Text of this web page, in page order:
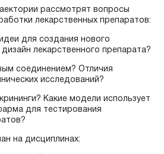
рассмотрят вопросы
лекарственных препаратов:
для создания нового
лекарственного препарата?
соединением? Отличия
исследований?
Какие модели использует
для тестирования
на дисциплинах: